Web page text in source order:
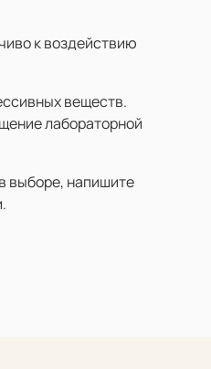
к воздействию
веществ.
лабораторной
выборе, напишите